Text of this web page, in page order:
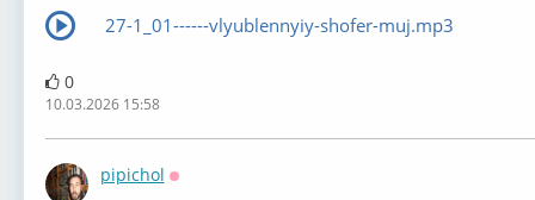
27-1_01------vlyublennyiy-shofer-muj.mp3
0
10.03.2026 15:58
pipichol